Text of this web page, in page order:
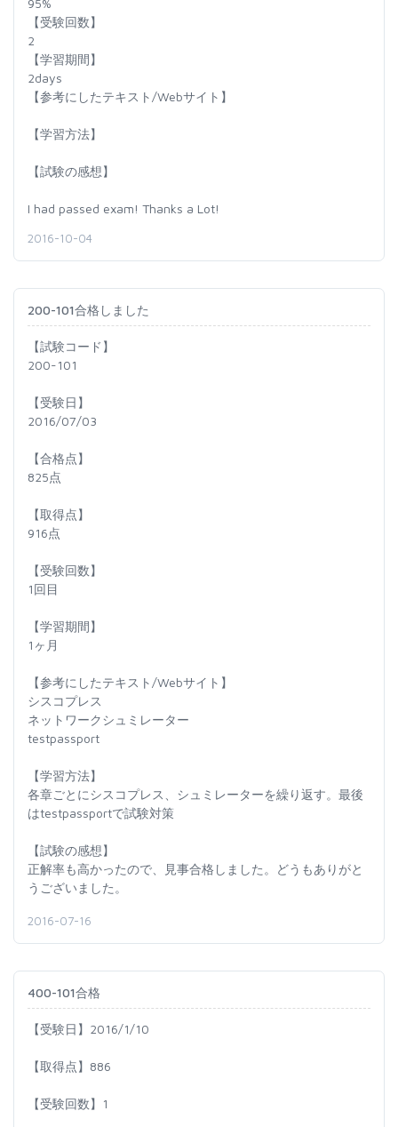
95%
【受験回数】
2
【学習期間】
2days
【参考にしたテキスト/Webサイト】
【学習方法】
【試験の感想】
I had passed exam! Thanks a Lot!
2016-10-04
200-101合格しました
【試験コード】
200-101
【受験日】
2016/07/03
【合格点】
825点
【取得点】
916点
【受験回数】
1回目
【学習期間】
1ヶ月
【参考にしたテキスト/Webサイト】
シスコプレス
ネットワークシュミレーター
testpassport
【学習方法】
各章ごとにシスコプレス、シュミレーターを繰り返す。最後
はtestpassportで試験対策
【試験の感想】
正解率も高かったので、見事合格しました。どうもありがと
うございました。
2016-07-16
400-101合格
【受験日】2016/1/10
【取得点】886
【受験回数】1